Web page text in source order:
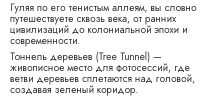
Гуляя по его тенистым аллеям, вы словно
путешествуете сквозь века, от ранних
цивилизаций до колониальной эпохи и
современности.
Тоннель деревьев (Tree Tunnel) —
живописное место для фотосессий, где
ветви деревьев сплетаются над головой,
создавая зеленый коридор.